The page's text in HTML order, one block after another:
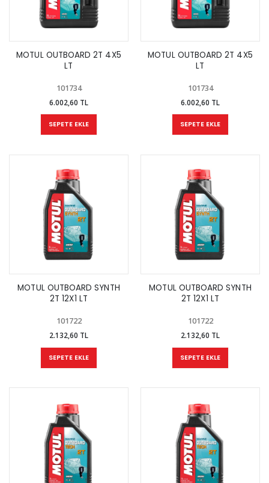
MOTUL OUTBOARD 2T 4X5
LT
101734
6.002,60 TL
SEPETE EKLE
MOTUL OUTBOARD 2T 4X5
LT
101734
6.002,60 TL
SEPETE EKLE
MOTUL OUTBOARD SYNTH
2T 12X1 LT
101722
2.132,60 TL
SEPETE EKLE
MOTUL OUTBOARD SYNTH
2T 12X1 LT
101722
2.132,60 TL
SEPETE EKLE